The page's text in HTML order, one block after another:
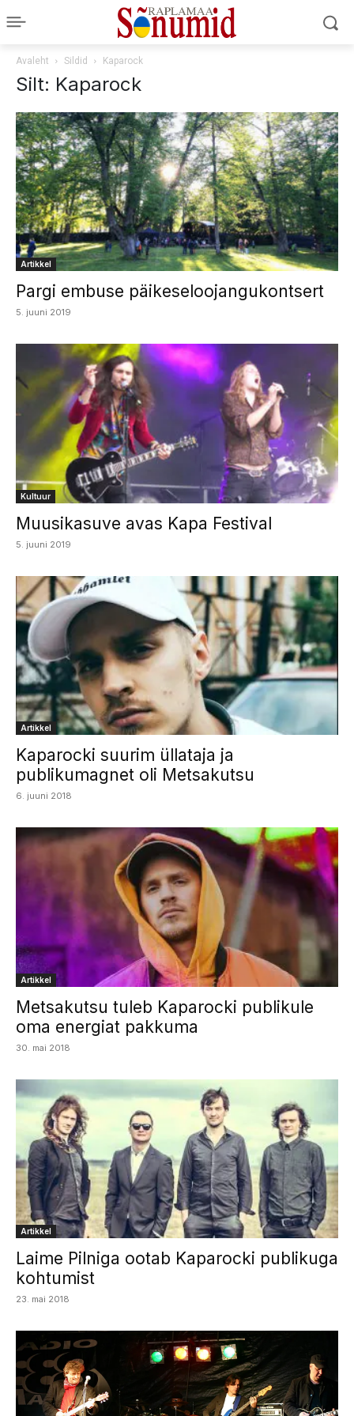
Avaleht Sildid Kaparock
Silt: Kaparock
Artikkel
Pargi embuse päikeseloojangukontsert
5. juuni 2019
Kultuur
Muusikasuve avas Kapa Festival
5. juuni 2019
Artikkel
Kaparocki suurim üllataja ja
publikumagnet oli Metsakutsu
6. juuni 2018
Artikkel
Metsakutsu tuleb Kaparocki publikule
oma energiat pakkuma
30. mai 2018
Artikkel
Laime Pilniga ootab Kaparocki publikuga
kohtumist
23. mai 2018